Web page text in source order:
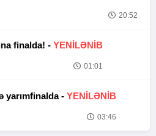
20:52
finalda! - YENİLƏNİB
01:01
yarımfinalda - YENİLƏNİB
03:46